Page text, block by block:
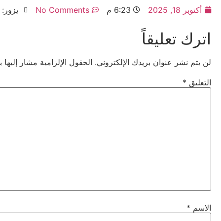
أكتوبر 18, 2025 6:23 م No Comments يزور: 93
اترك تعليقاً
لن يتم نشر عنوان بريدك الإلكتروني. الحقول الإلزامية مشار إليها
التعليق *
الاسم *